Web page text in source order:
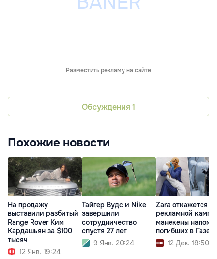
Разместить рекламу на сайте
Обсуждения 1
Похожие новости
На продажу
выставили разбитый
Range Rover Ким
Кардашьян за $100
тысяч
12 Янв. 19:24
Тайгер Вудс и Nike
завершили
сотрудничество
спустя 27 лет
9 Янв. 20:24
Zara откажется от
рекламной
манекены
погибших в Газе
12 Дек. 18:50